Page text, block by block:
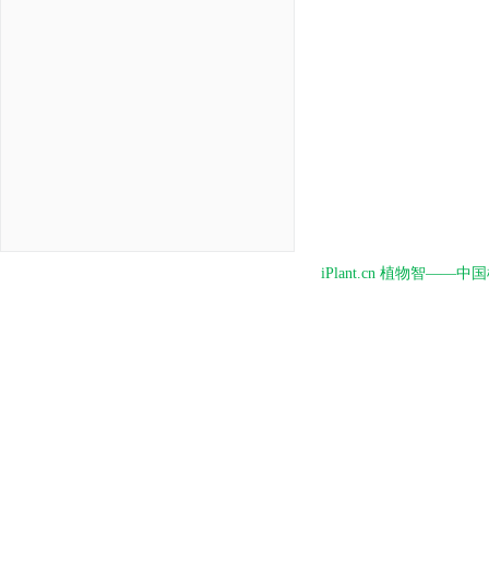
iPlant.cn 植物智——中国